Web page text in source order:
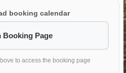
booking calendar
Booking Page
to access the booking page